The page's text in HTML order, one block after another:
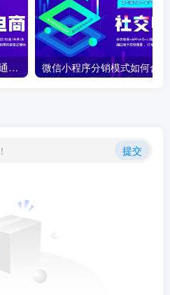
开通微信支付商户号怎么开通？开通微信支付商户号详细教程
提交